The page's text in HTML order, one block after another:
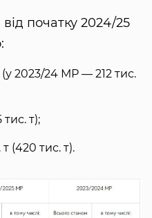
початку 2024/25
2023/24 МР — 212 тис.
т);
(420 тис. т).